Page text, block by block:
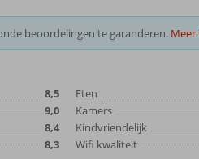
beoordelingen te garanderen. Meer
8,5
9,0
8,4
8,3
Eten
Kamers
Kindvriendelijk
Wifi kwaliteit